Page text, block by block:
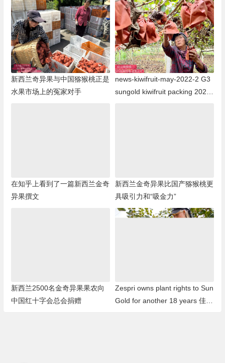
新西兰奇异果与中国猕猴桃正是
水果市场上的冤家对手
news-kiwifruit-may-2022-2 G3
sungold kiwifruit packing 2022
在知乎上看到了一篇新西兰金奇
异果撰文
新西兰金奇异果比国产猕猴桃更
具吸引力和“吸金力”
新西兰2500名金奇异果果农向
中国红十字会总会捐赠
Zespri owns plant rights to Sun
Gold for another 18 years 佳沛